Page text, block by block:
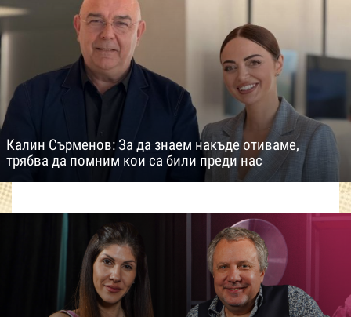
Калин Сърменов: За да знаем накъде отиваме,
трябва да помним кои са били преди нас